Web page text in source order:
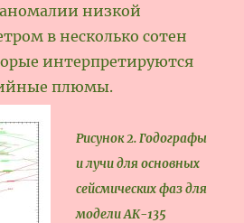
низкой
в несколько сотен
интерпретируются
плюмы.
Рисунок 2. Годографы
и лучи для основных
сейсмических фаз для
модели АК-135